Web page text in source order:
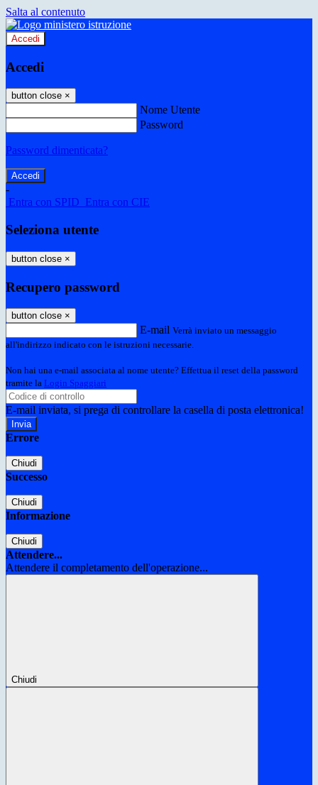
Salta al contenuto
Accedi
Accedi
button close ×
Nome Utente
Password
Password dimenticata?
-
Entra con SPID Entra con CIE
Seleziona utente
button close ×
Recupero password
button close ×
E-mail Verrà inviato un messaggio
all'indirizzo indicato con le istruzioni necessarie.
Non hai una e-mail associata al nome utente? Effettua il reset della password
tramite la Login Spaggiari
E-mail inviata, si prega di controllare la casella di posta elettronica!
Errore
Chiudi
Successo
Chiudi
Informazione
Chiudi
Attendere...
Attendere il completamento dell'operazione...
Chiudi